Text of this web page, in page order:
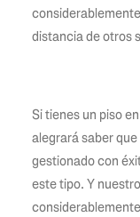
distancia de otros
Si tienes un piso
alegrará saber
gestionado con
este tipo. Y